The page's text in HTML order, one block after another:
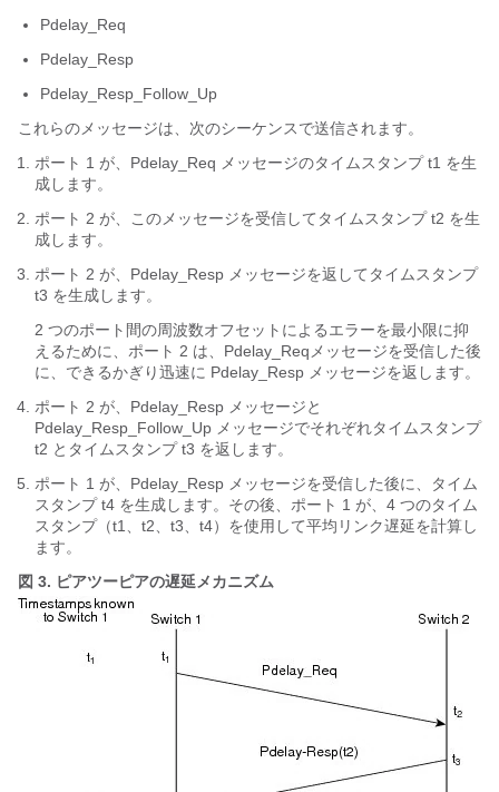
Pdelay_Req
Pdelay_Resp
Pdelay_Resp_Follow_Up
これらのメッセージは、次のシーケンスで送信されます。
ポート 1 が、Pdelay_Req メッセージのタイムスタンプ t1 を生
成します。
ポート 2 が、このメッセージを受信してタイムスタンプ t2 を生
成します。
ポート 2 が、Pdelay_Resp メッセージを返してタイムスタンプ
t3 を生成します。
2 つのポート間の周波数オフセットによるエラーを最小限に抑
えるために、ポート 2 は、Pdelay_Reqメッセージを受信した後
に、できるかぎり迅速に Pdelay_Resp メッセージを返します。
ポート 2 が、Pdelay_Resp メッセージと
Pdelay_Resp_Follow_Up メッセージでそれぞれタイムスタンプ
t2 とタイムスタンプ t3 を返します。
ポート 1 が、Pdelay_Resp メッセージを受信した後に、タイム
スタンプ t4 を生成します。その後、ポート 1 が、4 つのタイム
スタンプ（t1、t2、t3、t4）を使用して平均リンク遅延を計算し
ます。
図 3. ピアツーピアの遅延メカニズム